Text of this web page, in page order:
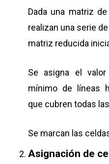
Dada una matriz
realizan una serie
matriz reducida
Se asigna el
mínimo de líneas
que cubren todas
Se marcan las
Asignación de